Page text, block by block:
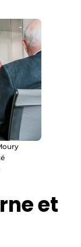
et